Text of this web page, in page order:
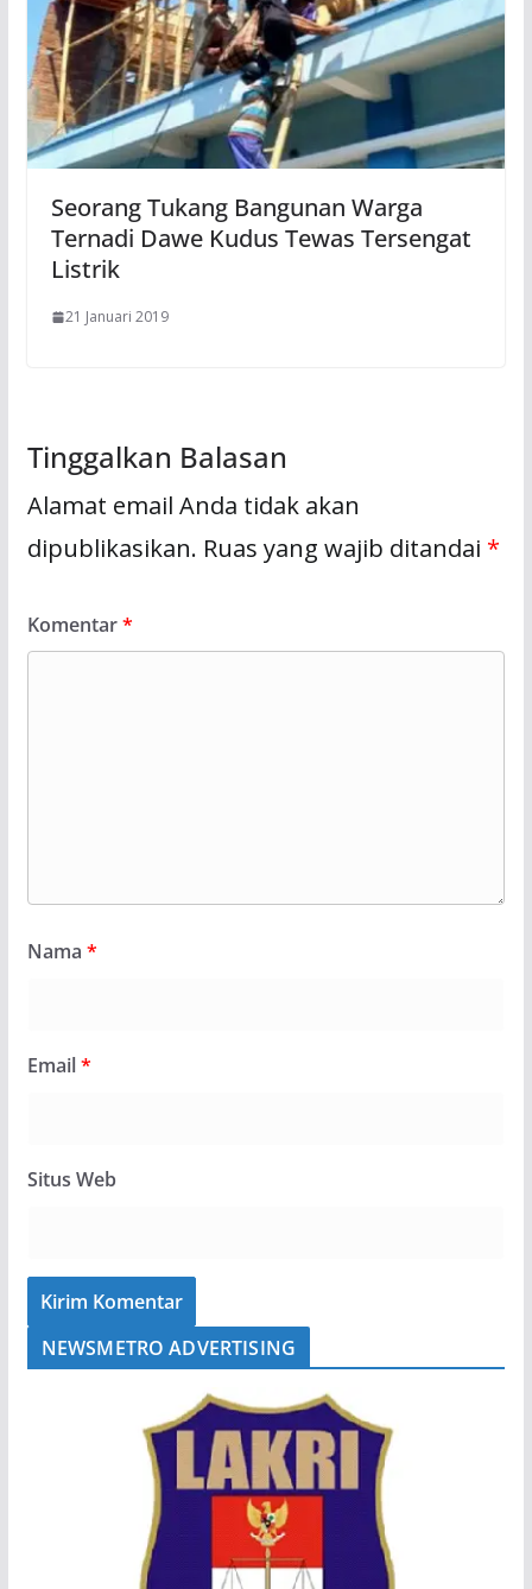
Seorang Tukang Bangunan Warga
Ternadi Dawe Kudus Tewas Tersengat
Listrik
21 Januari 2019
Tinggalkan Balasan
Alamat email Anda tidak akan
dipublikasikan. Ruas yang wajib ditandai *
Komentar*
Nama *
Email*
Situs Web
NEWSMETRO ADVERTISING